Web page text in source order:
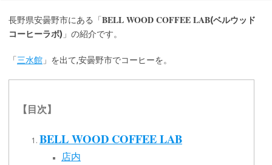
長野県安曇野市にある「BELL WOOD COFFEE LAB(ベルウッド
コーヒーラボ) 」の紹介です。
「三水館 」を出て,安曇野市でコーヒーを。
【目次】
BELL WOOD COFFEE LAB
店内